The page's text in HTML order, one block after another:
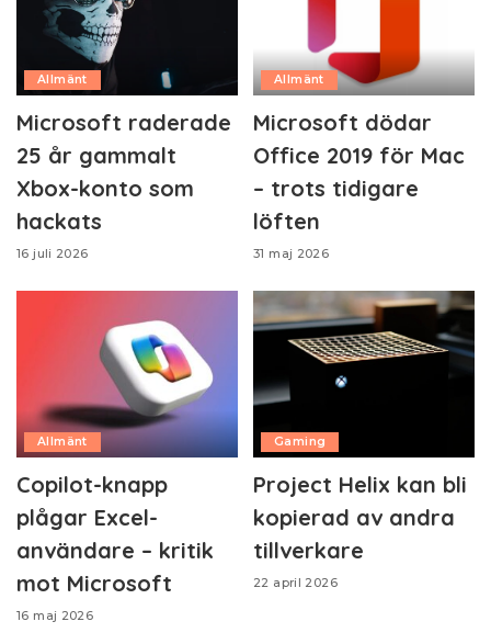
Allmänt
Microsoft raderade
25 år gammalt
Xbox-konto som
hackats
16 juli 2026
Allmänt
Microsoft dödar
Office 2019 för Mac
– trots tidigare
löften
31 maj 2026
Allmänt
Copilot-knapp
plågar Excel-
användare – kritik
mot Microsoft
16 maj 2026
Gaming
Project Helix kan bli
kopierad av andra
tillverkare
22 april 2026